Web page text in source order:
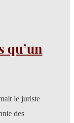
qu’un
le juriste
des